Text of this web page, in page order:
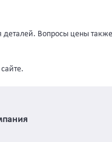
Вопросы цены